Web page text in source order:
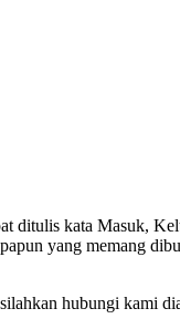
ditulis kata Masuk,
yang memang
hubungi kami